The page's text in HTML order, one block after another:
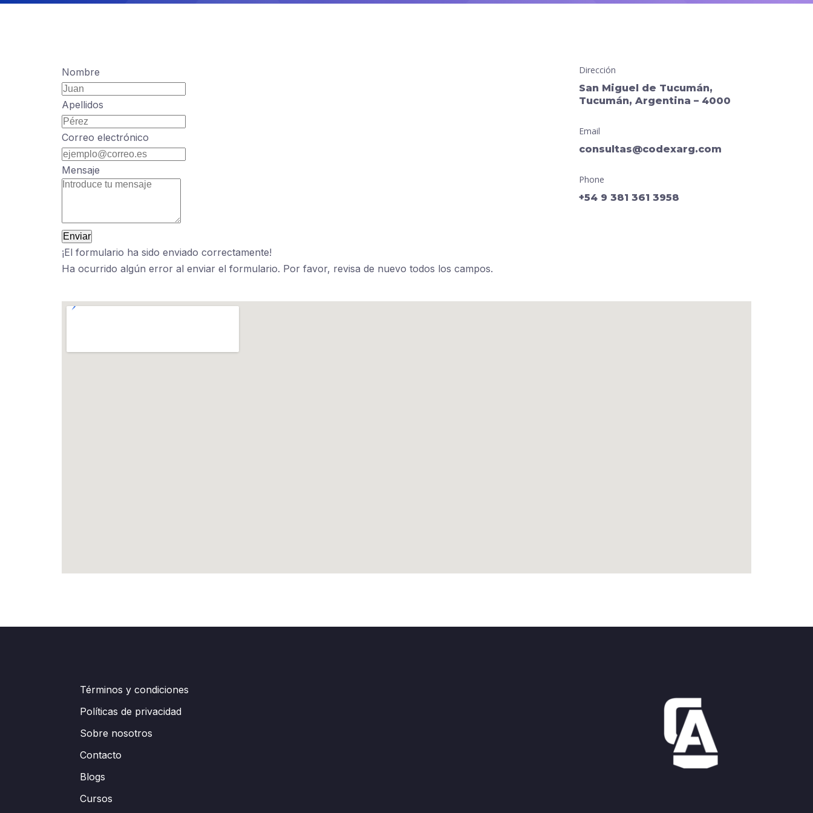
Nombre
Apellidos
Correo electrónico
Mensaje
Enviar
¡El formulario ha sido enviado correctamente!
Ha ocurrido algún error al enviar el formulario. Por favor, revisa de nuevo todos los campos.
Dirección
San Miguel de Tucumán,
Tucumán, Argentina – 4000
Email
consultas@codexarg.com
Phone
+54 9 381 361 3958
Términos y condiciones
Políticas de privacidad
Sobre nosotros
Contacto
Blogs
Cursos